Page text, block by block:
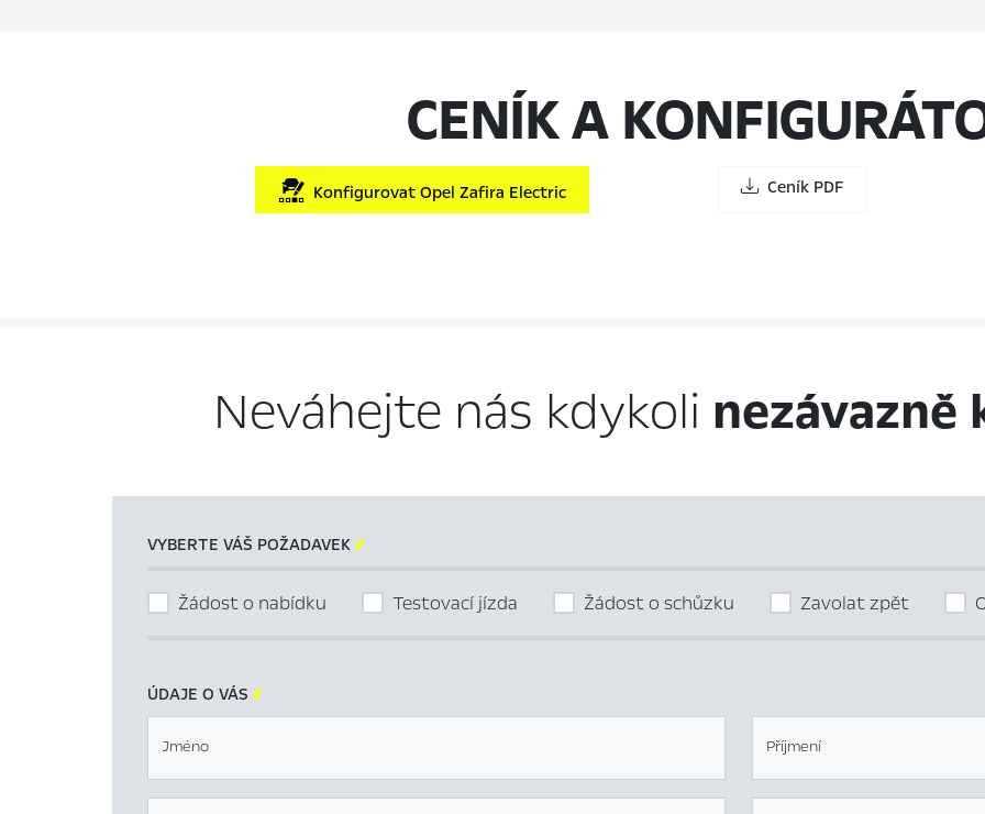
CENÍK A
Konfigurovat Opel Zafira Electric Ceník PDF
Neváhejte nás kdykoli
VYBERTE VÁŠ POŽADAVEK 
Žádost o nabídku Testovací jízda Žádost o schůzku Zavolat zpět
ÚDAJE O VÁS 
Jméno Příjmení